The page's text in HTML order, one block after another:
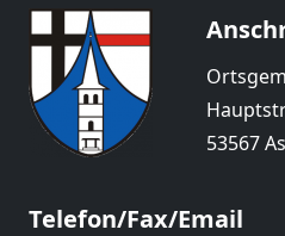
53567
Telefon/Fax/Email